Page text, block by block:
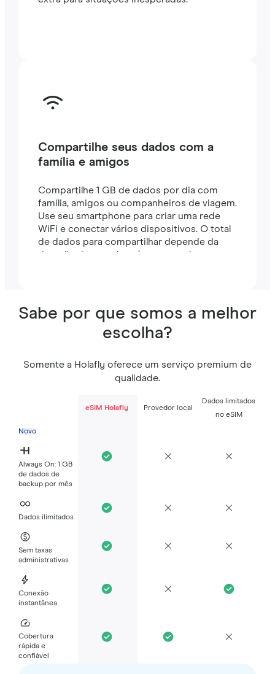
Compartilhe seus dados com a
família e amigos
Compartilhe 1 GB de dados por dia com
família, amigos ou companheiros de viagem.
Use seu smartphone para criar uma rede
WiFi e conectar vários dispositivos. O total
de dados para compartilhar depende da
duração do seu plano (por exemplo, um
Sabe por que somos a melhor
escolha?
Somente a Holafly oferece um serviço premium de
qualidade.
eSIM Holafly Provedor local
Dados limitados
no eSIM
Novo
Always On: 1 GB
de dados de
backup por mês
Dados ilimitados
Sem taxas
administrativas
Conexão
instantânea
Cobertura
rápida e
confiável